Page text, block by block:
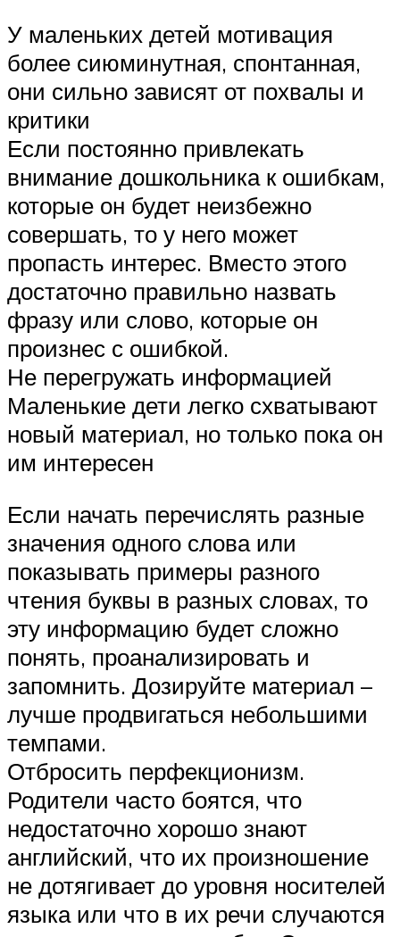
У маленьких детей мотивация
более сиюминутная, спонтанная,
они сильно зависят от похвалы и
критики
Если постоянно привлекать
внимание дошкольника к ошибкам,
которые он будет неизбежно
совершать, то у него может
пропасть интерес. Вместо этого
достаточно правильно назвать
фразу или слово, которые он
произнес с ошибкой.
Не перегружать информацией
Маленькие дети легко схватывают
новый материал, но только пока он
им интересен
Если начать перечислять разные
значения одного слова или
показывать примеры разного
чтения буквы в разных словах, то
эту информацию будет сложно
понять, проанализировать и
запомнить. Дозируйте материал –
лучше продвигаться небольшими
темпами.
Отбросить перфекционизм.
Родители часто боятся, что
недостаточно хорошо знают
английский, что их произношение
не дотягивает до уровня носителей
языка или что в их речи случаются